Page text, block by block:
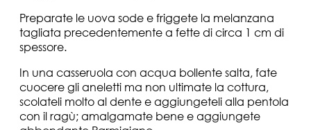
Preparate le uova sode e friggete la melanzana
tagliata precedentemente a fette di circa 1 cm di
spessore.
In una casseruola con acqua bollente salta, fate
cuocere gli aneletti ma non ultimate la cottura,
scolateli molto al dente e aggiungeteli alla pentola
con il ragù; amalgamate bene e aggiungete